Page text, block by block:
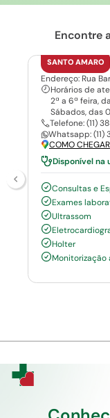
Encontre
SANTO AMARO
Endereço: Rua
Horários de
2ª a 6ª feira,
Sábados, das
Telefone: (11)
Whatsapp: (11)
COMO CHEGAR
Disponível na
Consultas e
Exames
Ultrassom
Holter
Monitorização